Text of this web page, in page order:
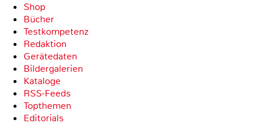
Shop
Bücher
Testkompetenz
Redaktion
Gerätedaten
Bildergalerien
Kataloge
RSS-Feeds
Topthemen
Editorials